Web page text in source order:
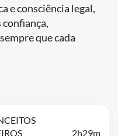
e consciência legal,
confiança,
que cada
2h29m